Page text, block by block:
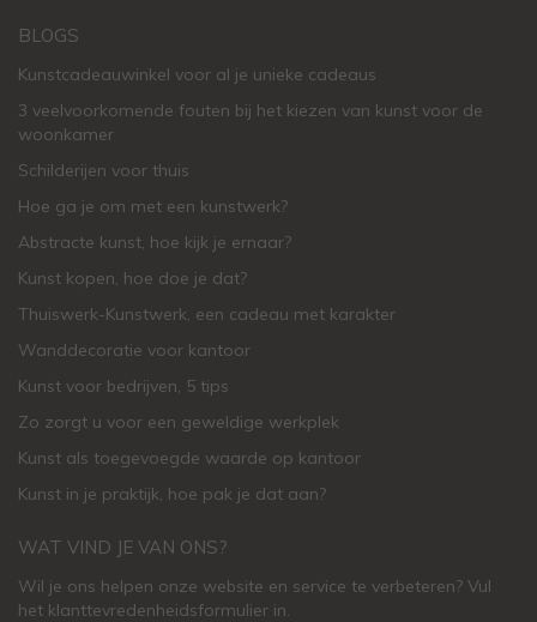
BLOGS
Kunstcadeauwinkel voor al je unieke cadeaus
3 veelvoorkomende fouten bij het kiezen van kunst voor de
woonkamer
Schilderijen voor thuis
Hoe ga je om met een kunstwerk?
Abstracte kunst, hoe kijk je ernaar?
Kunst kopen, hoe doe je dat?
Thuiswerk-Kunstwerk, een cadeau met karakter
Wanddecoratie voor kantoor
Kunst voor bedrijven, 5 tips
Zo zorgt u voor een geweldige werkplek
Kunst als toegevoegde waarde op kantoor
Kunst in je praktijk, hoe pak je dat aan?
WAT VIND JE VAN ONS?
Wil je ons helpen onze website en service te verbeteren? Vul
het klanttevredenheidsformulier in.